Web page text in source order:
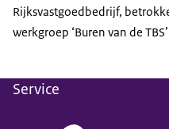
Rijksvastgoedbedrijf,
werkgroep ‘Buren van de
Service